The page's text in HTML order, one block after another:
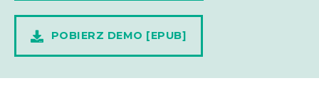
POBIERZ DEMO [EPUB]